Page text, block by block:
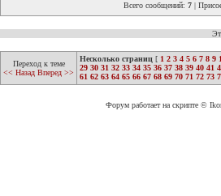
Всего сообщений: 7 |
Переход к теме
<< Назад Вперед >>
Несколько страниц [ 1 2 3 4 5 6 7 8 9
29 30 31 32 33 34 35 36 37 38 39 40 41
61 62 63 64 65 66 67 68 69 70 71 72 73
Форум работает на скрипте ©